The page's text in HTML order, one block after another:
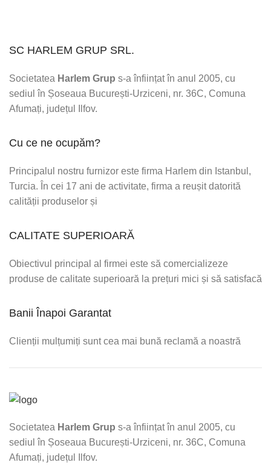
SC HARLEM GRUP SRL.
Societatea Harlem Grup s-a înființat în anul 2005, cu
sediul în Șoseaua București-Urziceni, nr. 36C, Comuna
Afumați, județul Ilfov.
Cu ce ne ocupăm?
Principalul nostru furnizor este firma Harlem din Istanbul,
Turcia. În cei 17 ani de activitate, firma a reușit datorită
calității produselor și
CALITATE SUPERIOARĂ
Obiectivul principal al firmei este să comercializeze
produse de calitate superioară la prețuri mici și să satisfacă
Banii Înapoi Garantat
Clienții mulțumiți sunt cea mai bună reclamă a noastră
Societatea Harlem Grup s-a înființat în anul 2005, cu
sediul în Șoseaua București-Urziceni, nr. 36C, Comuna
Afumați, județul Ilfov.